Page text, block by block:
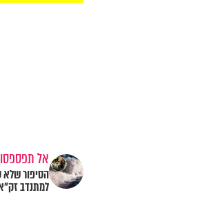
אל תפספסו
הסיפור
למתנדב זק"א - 3